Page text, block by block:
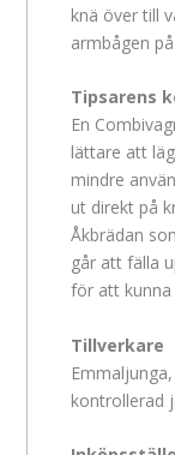
knä över till
armbågen
Tipsarens
En
lättare att
mindre
ut direkt på
Åkbrädan
går att fälla
för att
Tillverkare
kontrollerad